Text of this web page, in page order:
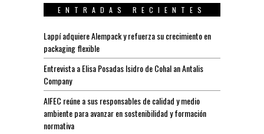
ENTRADAS RECIENTES
Lappí adquiere Alempack y refuerza su crecimiento en
packaging flexible
Entrevista a Elisa Posadas Isidro de Cohal an Antalis
Company
AIFEC reúne a sus responsables de calidad y medio
ambiente para avanzar en sostenibilidad y formación
normativa